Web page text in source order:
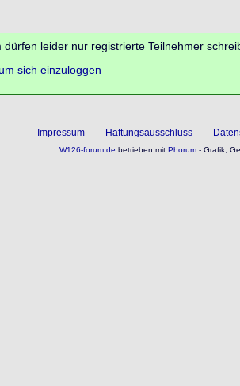
dürfen leider nur registrierte Teilnehmer
sich einzuloggen
Impressum - Haftungsausschluss -
W126-forum.de betrieben mitPhorum- Grafik,